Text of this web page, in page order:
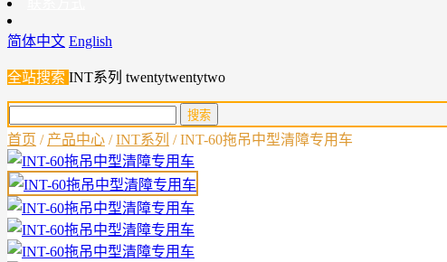
简体中文 English
全站搜索 INT系列 twentytwentytwo
首页 / 产品中心 /INT系列 / INT-60拖吊中型清障专用车